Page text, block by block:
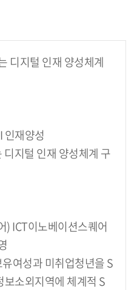
디지털 인재 양성체계
인재양성
소외지역에 체계적 S